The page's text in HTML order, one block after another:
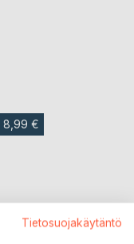
8,99 €
Tietosuojakäytäntö